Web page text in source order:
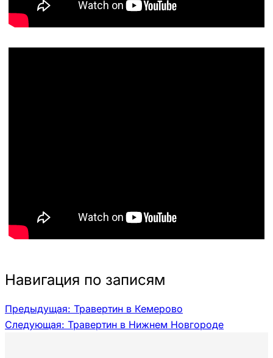
Навигация по записям
Предыдущая: Травертин в Кемерово
Следующая: Травертин в Нижнем Новгороде